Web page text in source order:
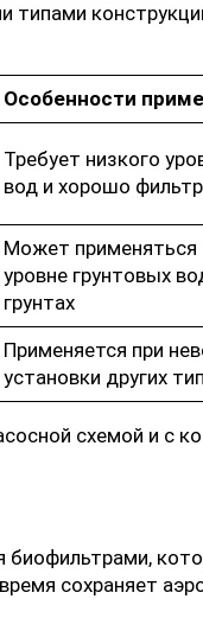
Особенности
Требует низкого
вод и хорошо
Может применяться
уровне грунтовых
грунтах
Применяется при
установки других
схемой и с
сохраняет